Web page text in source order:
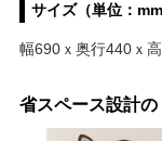
サイズ（単位：mm
幅690ｘ奥行440ｘ
省スペース設計の